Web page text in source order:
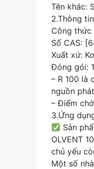
Tên khác:
2.Thông
Công thức
Số CAS:
Xuất xứ:
Đóng gói:
– R 100 là
nguồn
– Điểm
3.Ứng
Sản
OLVENT
chủ yếu
Một số